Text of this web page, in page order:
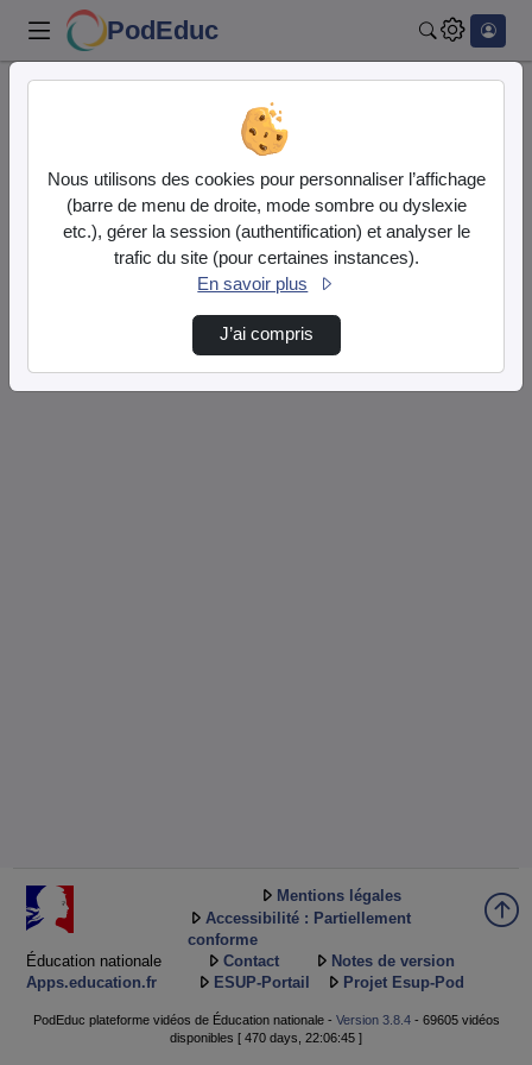
PodEduc
0 vidéo trouvée
Audio Vidéo
Direction de tri
Désolé, aucune vidéo trouvée.
Éducation nationale
Apps.education.fr
Mentions légales
Accessibilité : Partiellement
conforme
Contact
Notes de version
ESUP-Portail
Projet Esup-Pod
PodEduc plateforme vidéos de Éducation nationale - Version 3.8.4- 69605 vidéos
disponibles [ 470 days, 22:06:45 ]
Nous utilisons des cookies pour personnaliser l’affichage
(barre de menu de droite, mode sombre ou dyslexie
etc.), gérer la session (authentification) et analyser le
trafic du site (pour certaines instances).
En savoir plus
J’ai compris